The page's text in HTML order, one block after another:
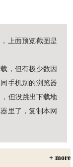
上面预览截图是
，但有极少数因
手机别的浏览器
但没跳出下载地
里了，复制本网
+ more